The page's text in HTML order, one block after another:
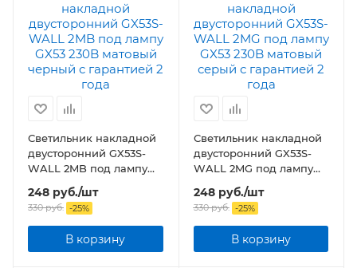
Светильник накладной
двусторонний GX53S-
WALL 2MB под лампу
GX53 230B матовый
черный
248 руб./шт
330руб. -25%
В корзину
Светильник накладной
двусторонний GX53S-
WALL 2MG под лампу
GX53 230B матовый
серый
248руб./шт
330руб. -25%
В корзину